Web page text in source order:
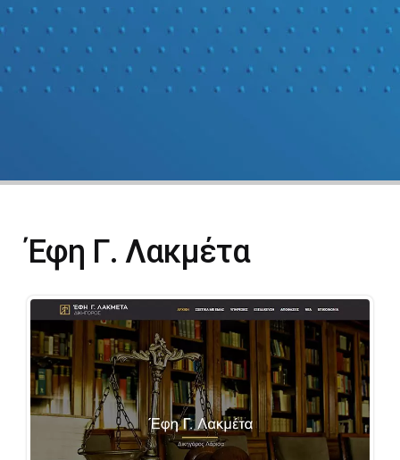
Έφη Γ. Λακμέτα